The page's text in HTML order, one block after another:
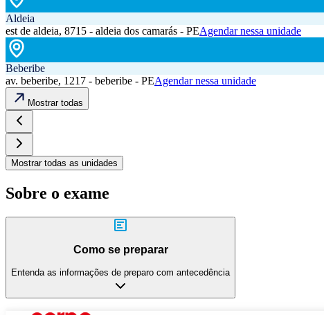
Aldeia
est de aldeia, 8715 - aldeia dos camarás - PEAgendar nessa unidade
Beberibe
av. beberibe, 1217 - beberibe - PEAgendar nessa unidade
Mostrar todas
Mostrar todas as unidades
Sobre o exame
Como se preparar
Entenda as informações de preparo com antecedência